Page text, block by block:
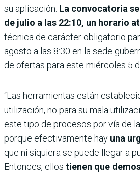
su aplicación. La convocatoria
de julio a las 22:10, un horario
técnica de carác­ter obligatorio
agosto a las 8:30 en la sede
de ofertas para este miérco­les 5
“Las herramientas están
utilización, no para su mala
este tipo de procesos por vía de
porque efectivamente hay una
que ni siquiera se puede llegar a
Entonces, ellos tienen que